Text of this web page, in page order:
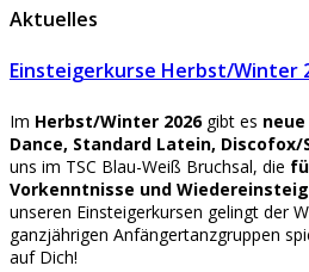
Aktuelles
Einsteigerkurse Herbst/Winter
Im Herbst/Winter 2026gibt es
Dance, Standard Latein, Discofox/
uns im TSC Blau-Weiß Bruchsal, die
Vorkenntnisse und
unseren Einsteigerkursen gelingt der
ganzjährigen Anfängertanzgruppen
auf Dich!